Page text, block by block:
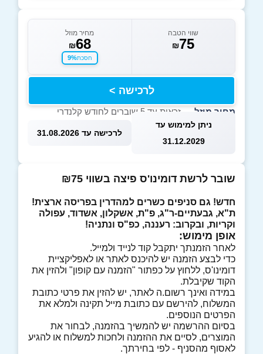
שווי הטבה
₪75
מחיר מוזל
₪68
חסכת9%
לרכישה >
מחיר מוזל — זכאות עד 5 שוברים לחודש קלנדרי
ניתן למימוש עד
31.12.2029
לרכישה עד 31.08.2026
שובר לרשת דומינו'ס פיצה בשווי ₪75
חדש! גם סניפים כשרים למהדרין בפריסה ארצית!
ת"א, גבעתיים-ר"ג, פ"ת, אשקלון, אשדוד, עפולה
וקריות, ובקרוב: רעננה, כפ"ס ונתניה!
אופן מימוש:
לאחר הזמנתך יתקבל קוד לנייד ולמייל.
כדי לבצע הזמנה יש להיכנס לאתר או לאפליקציית
דומינו'ס, ללחוץ על כפתור "הזמנה עם קופון" ולהזין את
הקוד שקיבלת.
במידה ואינך רשום.ה לאתר, יש להזין את פרטי כתובת
המשלוח, להירשם עם כתובת מייל תקינה ולמלא את
הפרטים הנוספים.
בסיום ההרשמה יש להמשיך בהזמנה, לבחור את
המוצרים, לסיים את ההזמנה ולחכות למשלוח או להגיע
לאסוף מהסניף - לפי בחירתך.